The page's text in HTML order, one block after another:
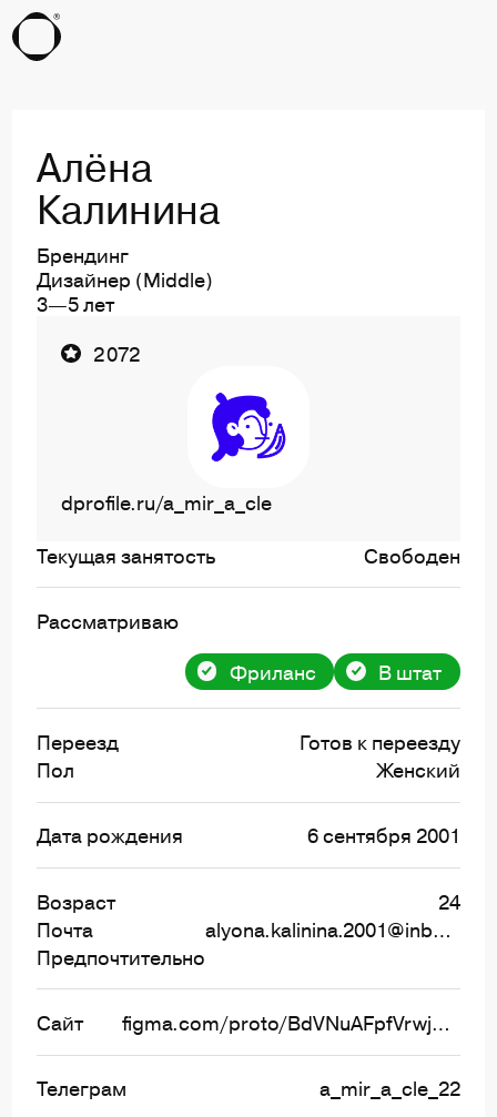
2 072
dprofile.ru/a_mir_a_cle
Алёна
Калинина
Брендинг
Дизайнер (Middle)
3—5 лет
Пол Женский
Дата рождения 6 сентября 2001
Возраст
24
Почта
Предпочтительно
alyona.kalinina.2001@inbox.ru
Сайт figma.com/proto/BdVNuAFpfVrwjHFEQrQV8A/%D0%BF%D0%BE%D1%82%D1%80%D1%84%D0%BE%D0%BB%D0%B8%D0%BE
Телеграм a_mir_a_cle_22
Текущая занятость Свободен
Рассматриваю
Фриланс
В штат
Переезд Готов к переезду